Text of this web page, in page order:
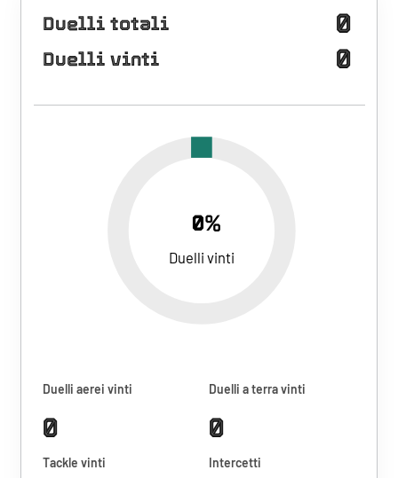
Duelli totali 0
Duelli vinti 0
0%
Duelli vinti
Duelli aerei vinti
0
Duelli a terra vinti
0
Tackle vinti Intercetti